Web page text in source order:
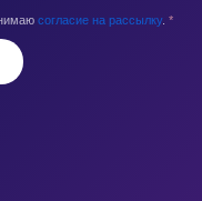
согласие на рассылку. *